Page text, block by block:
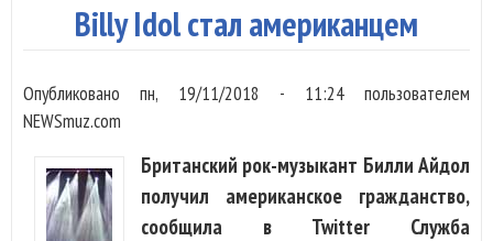
Billy Idol стал американцем
Опубликованопн, 19/11/2018 - 11:24пользователем
NEWSmuz.com
Британский рок-музыкант Билли Айдол
получил американское гражданство,
сообщила в Twitter Служба